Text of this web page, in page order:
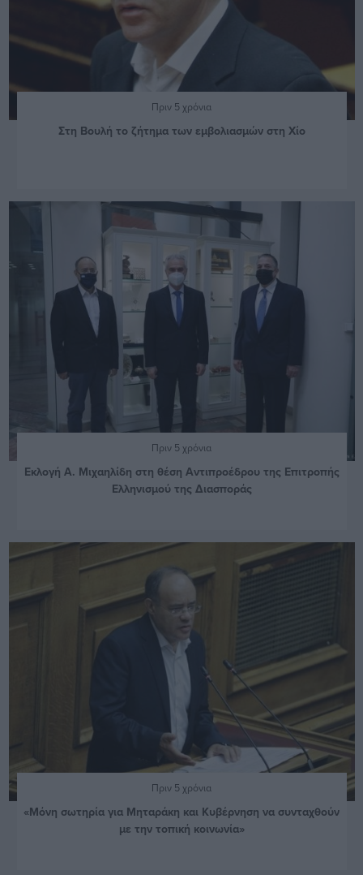
Πριν 5 χρόνια
Στη Βουλή το ζήτημα των εμβολιασμών στη Χίο
Πριν 5 χρόνια
Εκλογή Α. Μιχαηλίδη στη θέση Αντιπροέδρου της Επιτροπής
Ελληνισμού της Διασποράς
Πριν 5 χρόνια
«Μόνη σωτηρία για Μηταράκη και Κυβέρνηση να συνταχθούν
με την τοπική κοινωνία»